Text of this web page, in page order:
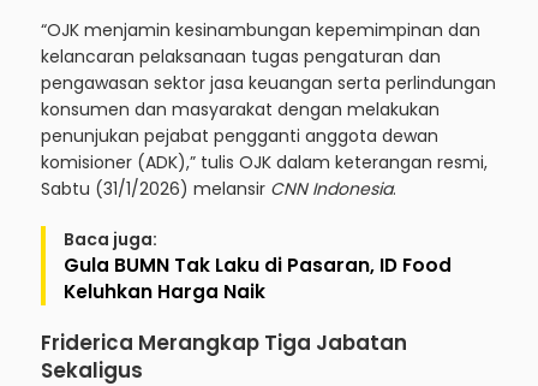
“OJK menjamin kesinambungan kepemimpinan dan
kelancaran pelaksanaan tugas pengaturan dan
pengawasan sektor jasa keuangan serta perlindungan
konsumen dan masyarakat dengan melakukan
penunjukan pejabat pengganti anggota dewan
komisioner (ADK),” tulis OJK dalam keterangan resmi,
Sabtu (31/1/2026) melansir CNN Indonesia.
Baca juga:
Gula BUMN Tak Laku di Pasaran, ID Food
Keluhkan Harga Naik
Friderica Merangkap Tiga Jabatan
Sekaligus